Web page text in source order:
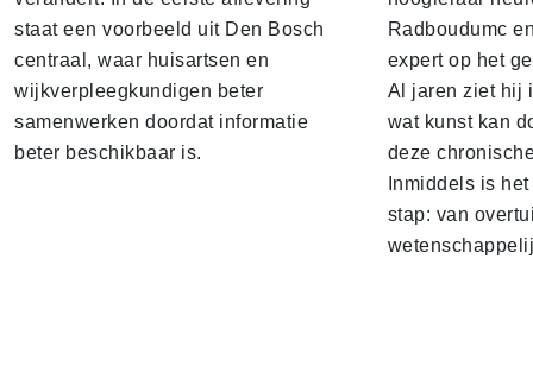
staat een voorbeeld uit Den Bosch
centraal, waar huisartsen en
wijkverpleegkundigen beter
samenwerken doordat informatie
beter beschikbaar is.
Radboudumc
expert op het
Al jaren ziet hij
wat kunst kan
deze
Inmiddels is
stap: van